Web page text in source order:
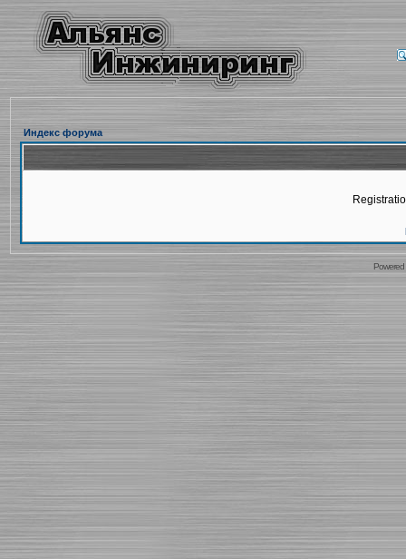
Индекс форума